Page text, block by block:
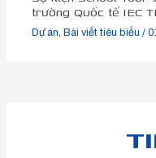
trường Quốc tế IEC
Dự án, Bài viết tiêu biểu /